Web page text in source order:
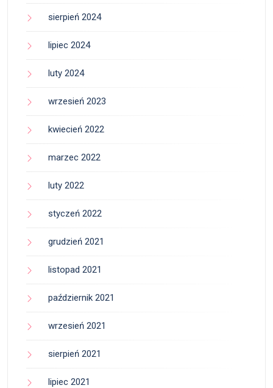
sierpień 2024
lipiec 2024
luty 2024
wrzesień 2023
kwiecień 2022
marzec 2022
luty 2022
styczeń 2022
grudzień 2021
listopad 2021
październik 2021
wrzesień 2021
sierpień 2021
lipiec 2021